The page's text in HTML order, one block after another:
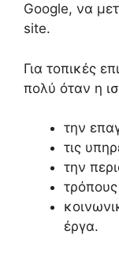
Google, να
site.
Για τοπικές
πολύ όταν η
την
τις
την
έργα.